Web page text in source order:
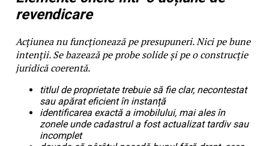
revendicare
Acțiunea nu funcționează pe presupuneri. Nici pe bune
intenții. Se bazează pe probe solide și pe o construcție
juridică coerentă.
titlul de proprietate trebuie să fie clar, necontestat
sau apărat eficient în instanță
identificarea exactă a imobilului, mai ales în
zonele unde cadastrul a fost actualizat tardiv sau
incomplet